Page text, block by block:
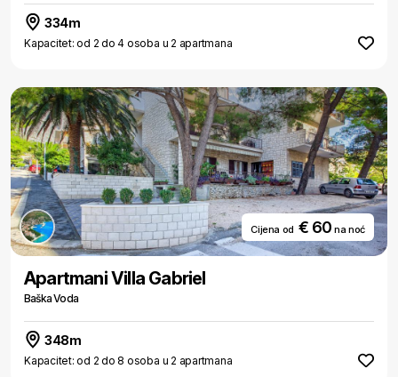
334m
Kapacitet: od 2 do 4 osoba u 2 apartmana
Cijena od € 60na noć
Apartmani Villa Gabriel
Baška Voda
348m
Kapacitet: od 2 do 8 osoba u 2 apartmana